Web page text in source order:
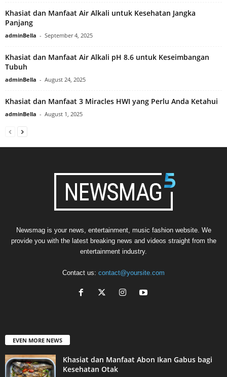
Khasiat dan Manfaat Air Alkali untuk Kesehatan Jangka
Panjang
adminBella - September 4, 2025
Khasiat dan Manfaat Air Alkali pH 8.6 untuk Keseimbangan
Tubuh
adminBella - August 24, 2025
Khasiat dan Manfaat 3 Miracles HWI yang Perlu Anda Ketahui
adminBella - August 1, 2025
Newsmag is your news, entertainment, music fashion website. We
provide you with the latest breaking news and videos straight from the
entertainment industry.
Contact us: contact@yoursite.com
EVEN MORE NEWS
Khasiat dan Manfaat Abon Ikan Gabus bagi
Kesehatan Otak